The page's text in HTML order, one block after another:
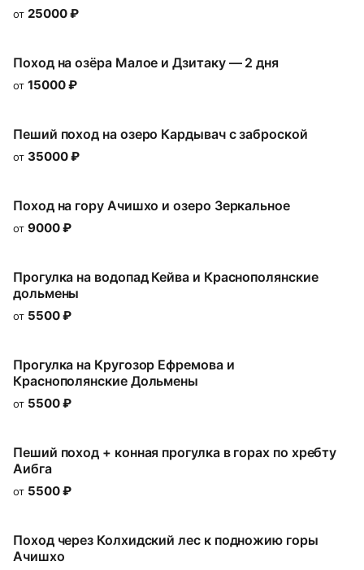
от 25000₽
Поход на озёра Малое и Дзитаку — 2 дня
от 15000₽
Пеший поход на озеро Кардывач с заброской
от 35000₽
Поход на гору Ачишхо и озеро Зеркальное
от 9000₽
Прогулка на водопад Кейва и Краснополянские
дольмены
от 5500₽
Прогулка на Кругозор Ефремова и
Краснополянские Дольмены
от 5500₽
Пеший поход + конная прогулка в горах по хребту
Аибга
от 5500₽
Поход через Колхидский лес к подножию горы
Ачишхо